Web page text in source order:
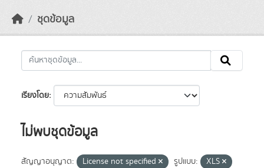
ชุดข้อมูล
เรียงโดย
ไม่พบชุดข้อมูล
สัญญาอนุญาต: License not specified รูปแบบ:
XLS